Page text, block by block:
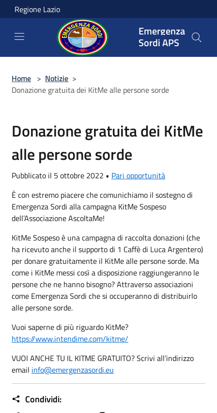
Salta al contenuto principale
Regione Lazio
Emergenza
Sordi APS
Home > Notizie >
Donazione gratuita dei KitMe alle persone sorde
Donazione gratuita dei KitMe
alle persone sorde
Pubblicato il 5 ottobre 2022 • Pari opportunità
È con estremo piacere che comunichiamo il sostegno di
Emergenza Sordi alla campagna KitMe Sospeso
dell’Associazione AscoltaMe!
KitMe Sospeso è una campagna di raccolta donazioni (che
ha ricevuto anche il supporto di 1 Caffèdi Luca Argentero)
per donare gratuitamente il KitMe alle persone sorde. Ma
come i KitMe messi così a disposizione raggiungeranno le
persone che ne hanno bisogno? Attraverso associazioni
come Emergenza Sordi che si occuperanno di distribuirlo
alle persone sorde.
Vuoi saperne di più riguardo KitMe?
https://www.intendime.com/kitme/
VUOI ANCHE TU IL KITME GRATUITO? Scrivi all’indirizzo
email info@emergenzasordi.eu
Condividi: